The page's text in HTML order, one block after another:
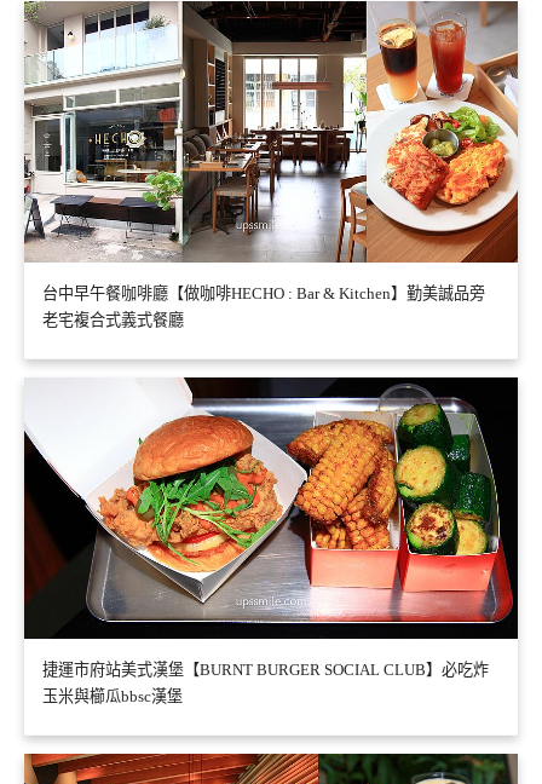
台中早午餐咖啡廳【做咖啡HECHO : Bar & Kitchen】勤美誠品旁
老宅複合式義式餐廳
捷運市府站美式漢堡【BURNT BURGER SOCIAL CLUB】必吃炸
玉米與櫛瓜bbsc漢堡